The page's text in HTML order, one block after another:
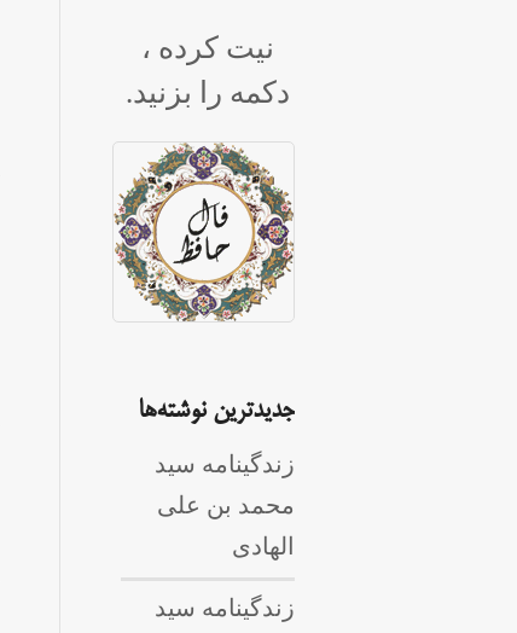
نیت کرده ،
دکمه را بزنید.
جدیدترین نوشته‌ها
زندگینامه سید
محمد بن علی
الهادی
زندگینامه سید